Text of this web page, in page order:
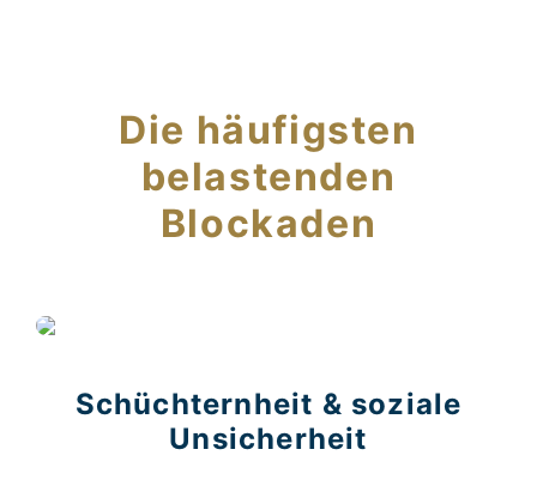
Die häufigsten
belastenden
Blockaden
Schüchternheit & soziale
Unsicherheit